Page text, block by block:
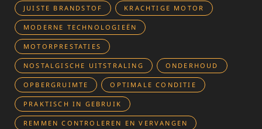
JUISTE BRANDSTOF KRACHTIGE MOTOR
MODERNE TECHNOLOGIEËN
MOTORPRESTATIES
NOSTALGISCHE UITSTRALING ONDERHOUD
OPBERGRUIMTE OPTIMALE CONDITIE
PRAKTISCH IN GEBRUIK
REMMEN CONTROLEREN EN VERVANGEN